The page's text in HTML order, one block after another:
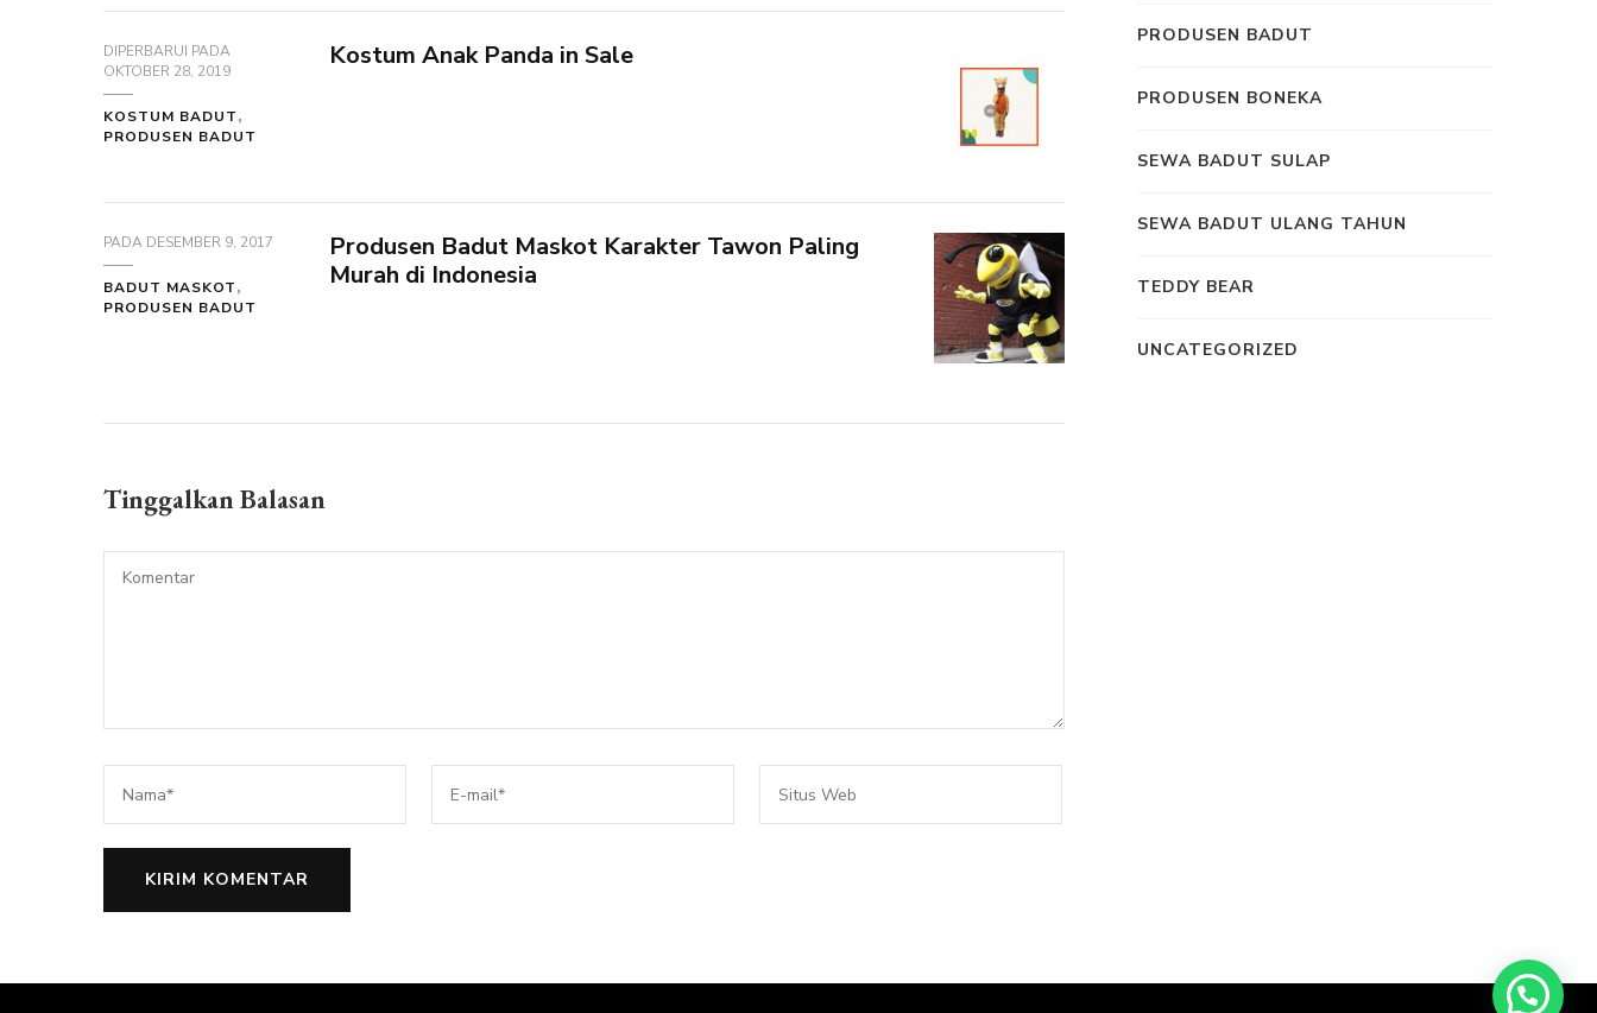
DIPERBARUI PADA
OKTOBER 28, 2019
KOSTUM BADUT
PRODUSEN BADUT
Kostum Anak Panda in Sale
PADA DESEMBER 9, 2017
BADUT MASKOT
PRODUSEN BADUT
Produsen Badut Maskot Karakter Tawon Paling
Murah di Indonesia
Tinggalkan Balasan
PRODUSEN BADUT
PRODUSEN BONEKA
SEWA BADUT SULAP
SEWA BADUT ULANG TAHUN
TEDDY BEAR
UNCATEGORIZED